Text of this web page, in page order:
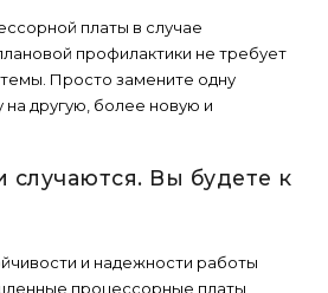
платы в случае
профилактики не требует
Просто замените одну
другую, более новую и
случаются. Вы будете к
и надежности работы
процессорные платы